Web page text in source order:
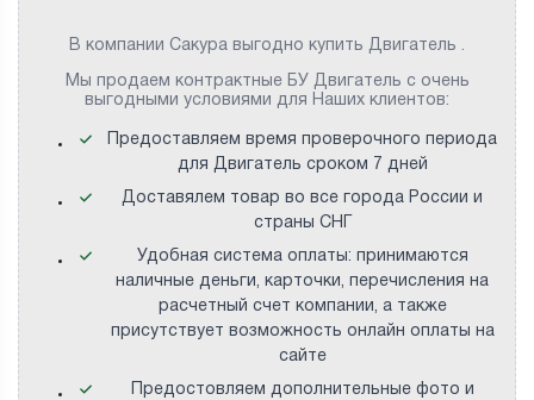
В компании Сакура выгодно купить Двигатель .
Мы продаем контрактные БУ Двигатель с очень
выгодными условиями для Наших клиентов:
Предоставляем время проверочного периода
для Двигатель сроком 7 дней
Доставялем товар во все города России и
страны СНГ
Удобная система оплаты: принимаются
наличные деньги, карточки, перечисления на
расчетный счет компании, а также
присутствует возможность онлайн оплаты на
сайте
Предостовляем дополнительные фото и